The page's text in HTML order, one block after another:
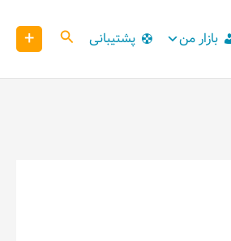
بازار من پشتیبانی کاوش +